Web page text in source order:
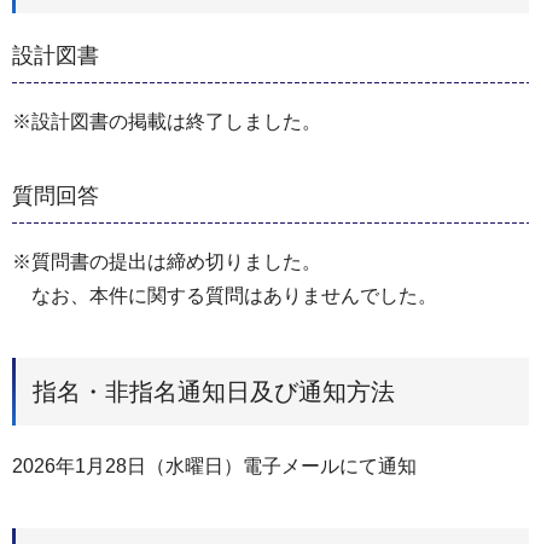
設計図書
※設計図書の掲載は終了しました。
質問回答
※質問書の提出は締め切りました。
なお、本件に関する質問はありませんでした。
指名・非指名通知日及び通知方法
2026年1月28日（水曜日）電子メールにて通知